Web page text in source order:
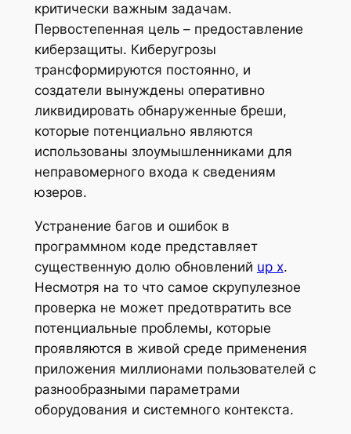
критически важным задачам.
Первостепенная цель – предоставление
киберзащиты. Киберугрозы
трансформируются постоянно, и
создатели вынуждены оперативно
ликвидировать обнаруженные бреши,
которые потенциально являются
использованы злоумышленниками для
неправомерного входа к сведениям
юзеров.
Устранение багов и ошибок в
программном коде представляет
существенную долю обновлений up x.
Несмотря на то что самое скрупулезное
проверка не может предотвратить все
потенциальные проблемы, которые
проявляются в живой среде применения
приложения миллионами пользователей с
разнообразными параметрами
оборудования и системного контекста.